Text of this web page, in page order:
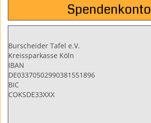
Spendenkonto
Burscheider Tafel e.V.
Kreissparkasse Köln
IBAN
DE03370502990381551896
BIC
COKSDE33XXX